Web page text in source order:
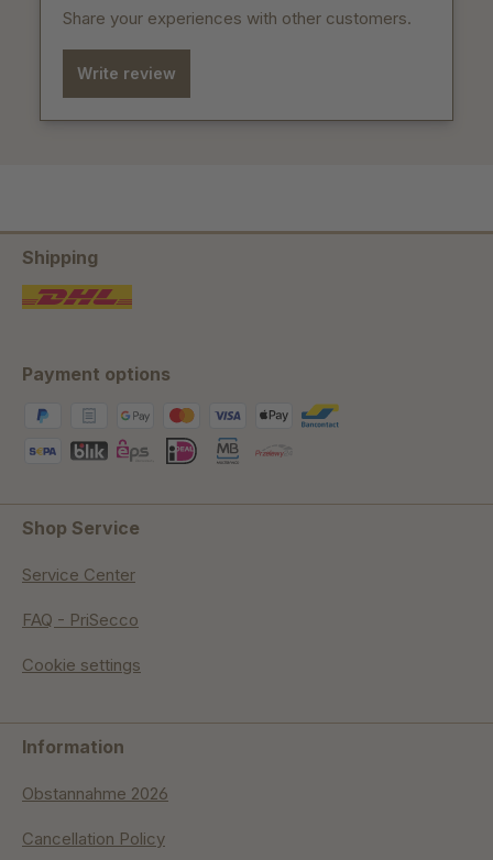
Share your experiences with other customers.
Write review
Shipping
Payment options
Shop Service
Service Center
FAQ - PriSecco
Cookie settings
Information
Obstannahme 2026
Cancellation Policy